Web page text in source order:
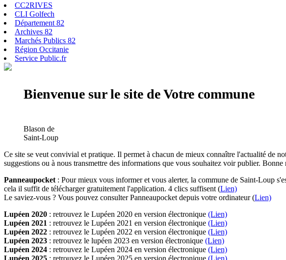
CC2RIVES
CLI Golfech
Département 82
Archives 82
Marchés Publics 82
Région Occitanie
Service Public.fr
Bienvenue sur le site de Votre commune
Blason de
Saint-Loup
Ce site se veut convivial et pratique. Il permet à chacun de mieux connaître l'actualité de
suggestions ou à nous transmettre des informations que vous souhaitez voir publier.
Panneaupocket : Pour mieux vous informer et vous alerter, la commune de Saint-Loup
cela il suffit de télécharger gratuitement l'application. 4 clics suffisent (Lien)
Le saviez-vous ? Vous pouvez consulter Panneaupocket depuis votre ordinateur (Lien)
Lupéen 2020 : retrouvez le Lupéen 2020 en version électronique (Lien)
Lupéen 2021 : retrouvez le Lupéen 2021 en version électronique (Lien)
Lupéen 2022 : retrouvez le Lupéen 2022 en version électronique (Lien)
Lupéen 2023 : retrouvez le lupéen 2023 en version électronique (Lien)
Lupéen 2024 : retrouvez le Lupéen 2024 en version électronique (Lien)
Lupéen 2025 : retrouvez le Lupéen 2025 en version électronique (Lien)